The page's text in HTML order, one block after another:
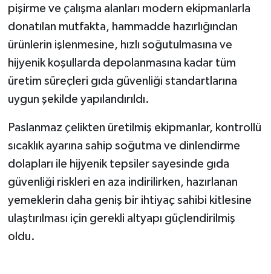
pişirme ve çalışma alanları modern ekipmanlarla
donatılan mutfakta, hammadde hazırlığından
ürünlerin işlenmesine, hızlı soğutulmasına ve
hijyenik koşullarda depolanmasına kadar tüm
üretim süreçleri gıda güvenliği standartlarına
uygun şekilde yapılandırıldı.
Paslanmaz çelikten üretilmiş ekipmanlar, kontrollü
sıcaklık ayarına sahip soğutma ve dinlendirme
dolapları ile hijyenik tepsiler sayesinde gıda
güvenliği riskleri en aza indirilirken, hazırlanan
yemeklerin daha geniş bir ihtiyaç sahibi kitlesine
ulaştırılması için gerekli altyapı güçlendirilmiş
oldu.